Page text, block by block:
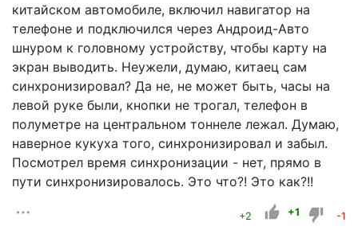
китайском автомобиле, включил навигатор на
телефоне и подключился через Андроид-Авто
шнуром к головному устройству, чтобы карту на
экран выводить. Неужели, думаю, китаец сам
синхронизировал? Да не, не может быть, часы на
левой руке были, кнопки не трогал, телефон в
полуметре на центральном тоннеле лежал. Думаю,
наверное кукуха того, синхронизировал и забыл.
Посмотрел время синхронизации - нет, прямо в
пути синхронизировалось. Это что?! Это как?!!
+2 +1 -1